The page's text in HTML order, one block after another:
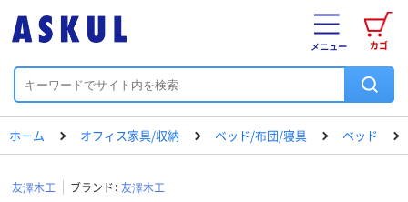
カゴ
メニュー
ホーム オフィス家具/収納 ベッド/布団/寝具 ベッド
友澤木工 ブランド： 友澤木工